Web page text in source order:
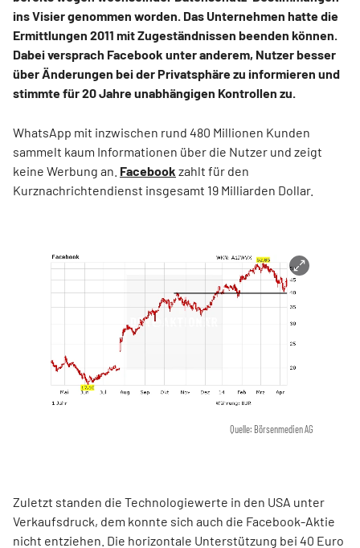
ins Visier genommen worden. Das Unternehmen hatte die
Ermittlungen 2011 mit Zugeständnissen beenden können.
Dabei versprach Facebook unter anderem, Nutzer besser
über Änderungen bei der Privatsphäre zu informieren und
stimmte für 20 Jahre unabhängigen Kontrollen zu.
WhatsApp mit inzwischen rund 480 Millionen Kunden
sammelt kaum Informationen über die Nutzer und zeigt
keine Werbung an. Facebook zahlt für den
Kurznachrichtendienst insgesamt 19 Milliarden Dollar.
Quelle: Börsenmedien AG
Zuletzt standen die Technologiewerte in den USA unter
Verkaufsdruck, dem konnte sich auch die Facebook-Aktie
nicht entziehen. Die horizontale Unterstützung bei 40 Euro